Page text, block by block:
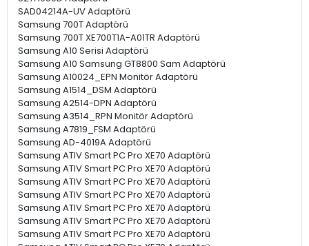
SAD04214A-UV Adaptörü
Samsung 700T Adaptörü
Samsung 700T XE700T1A-A01TR Adaptörü
Samsung A10 Serisi Adaptörü
Samsung A10 Samsung GT8800 Sam Adaptörü
Samsung A10024_EPN Monitör Adaptörü
Samsung A1514_DSM Adaptörü
Samsung A2514-DPN Adaptörü
Samsung A3514_RPN Monitör Adaptörü
Samsung A7819_FSM Adaptörü
Samsung AD-4019A Adaptörü
Samsung ATIV Smart PC Pro XE70 Adaptörü
Samsung ATIV Smart PC Pro XE70 Adaptörü
Samsung ATIV Smart PC Pro XE70 Adaptörü
Samsung ATIV Smart PC Pro XE70 Adaptörü
Samsung ATIV Smart PC Pro XE70 Adaptörü
Samsung ATIV Smart PC Pro XE70 Adaptörü
Samsung ATIV Smart PC Pro XE70 Adaptörü